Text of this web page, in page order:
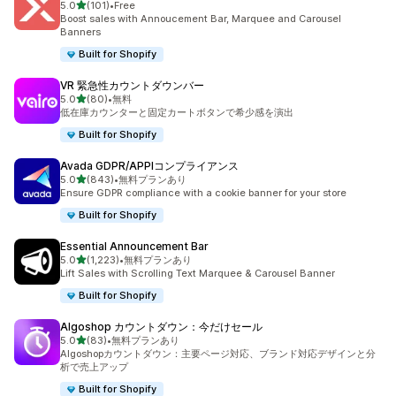
5.05つ星中
(101)
合計レビュー数：101件
•Free
Boost sales with Annoucement Bar, Marquee and Carousel
Banners
Built for Shopify
VR 緊急性カウントダウンバー
5.05つ星中
(80)
合計レビュー数：80件
•無料
低在庫カウンターと固定カートボタンで希少感を演出
Built for Shopify
Avada GDPR/APPIコンプライアンス
5.05つ星中
(843)
合計レビュー数：843件
•無料プランあり
Ensure GDPR compliance with a cookie banner for your store
Built for Shopify
Essential Announcement Bar
5.05つ星中
(1,223)
合計レビュー数：1223件
•無料プランあり
Lift Sales with Scrolling Text Marquee & Carousel Banner
Built for Shopify
Algoshop カウントダウン：今だけセール
5.05つ星中
(83)
合計レビュー数：83件
•無料プランあり
Algoshopカウントダウン：主要ページ対応、ブランド対応デザインと分
析で売上アップ
Built for Shopify